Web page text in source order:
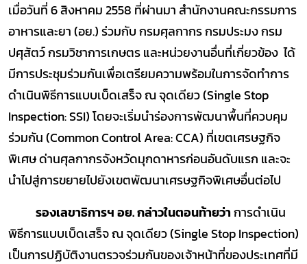
เมื่อวันที่ 6 สิงหาคม 2558 ที่ผ่านมา สำนักงานคณะกรรมการ
อาหารและยา (อย.) ร่วมกับ กรมศุลกากร กรมประมง กรม
ปศุสัตว์ กรมวิชาการเกษตร และหน่วยงานอื่นที่เกี่ยวข้อง ได้
มีการประชุมร่วมกันเพื่อเตรียมความพร้อมในการจัดทำการ
ดำเนินพิธีการแบบเบ็ดเสร็จ ณ จุดเดียว (Single Stop
Inspection: SSI) โดยจะเริ่มนำร่องการพัฒนาพื้นที่ควบคุม
ร่วมกัน (Common Control Area: CCA) ที่เขตเศรษฐกิจ
พิเศษ ด่านศุลกากรจังหวัดมุกดาหารก่อนอันดับแรก และจะ
นำไปสู่การขยายไปยังเขตพัฒนาเศรษฐกิจพิเศษอื่นต่อไป
รองเลขาธิการฯ อย. กล่าวในตอนท้ายว่าการดำเนิน
พิธีการแบบเบ็ดเสร็จ ณ จุดเดียว (Single Stop Inspection)
เป็นการปฏิบัติงานตรวจร่วมกันของเจ้าหน้าที่ของประเทศที่มี